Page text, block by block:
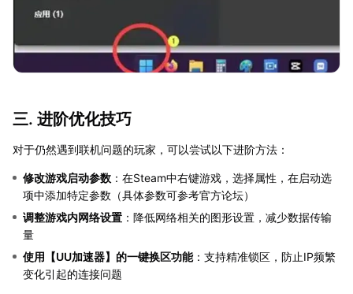
三. 进阶优化技巧
对于仍然遇到联机问题的玩家，可以尝试以下进阶方法：
修改游戏启动参数 ：在Steam中右键游戏，选择属性，在启动选
项中添加特定参数（具体参数可参考官方论坛）
调整游戏内网络设置 ：降低网络相关的图形设置，减少数据传输
量
使用【UU加速器】的一键换区功能：支持精准锁区，防止IP频繁
变化引起的连接问题